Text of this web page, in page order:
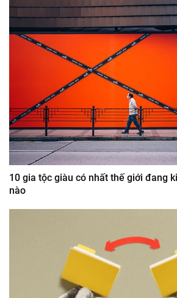
10 gia tộc giàu có nhất thế giới đang
nào